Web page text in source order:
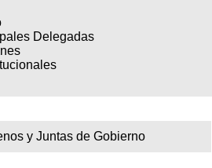
Delegadas
y Juntas de Gobierno